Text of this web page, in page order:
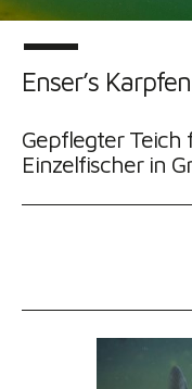
Enser’s
Gepflegter
Einzelfischer in